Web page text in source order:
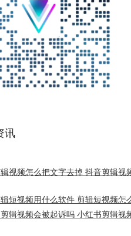
讯
视频怎么把文字去掉 抖音剪辑视
短视频用什么软件 剪辑短视频怎
辑视频会被起诉吗 小红书剪辑视